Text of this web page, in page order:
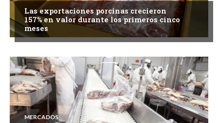
Las exportaciones porcinas crecieron
157% en valor durante los primeros cinco
meses
MERCADOS